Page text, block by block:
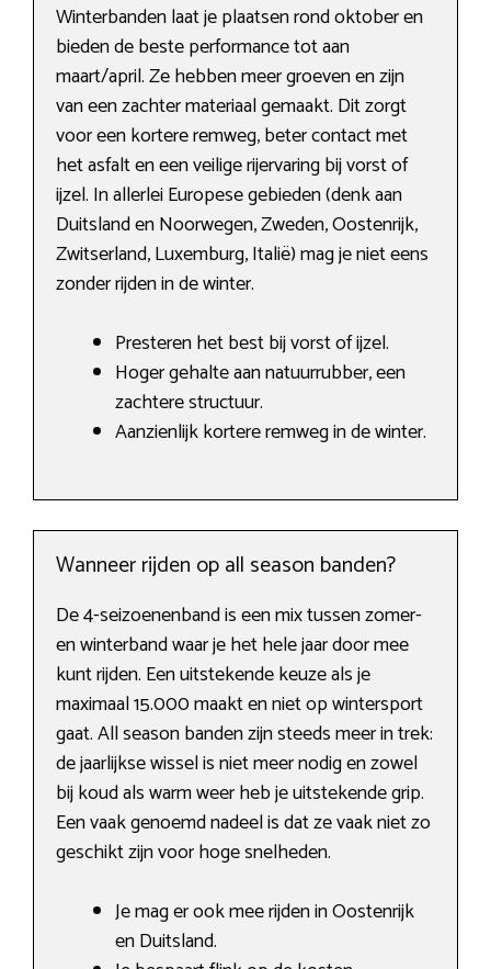
Winterbanden laat je plaatsen rond oktober en
bieden de beste performance tot aan
maart/april. Ze hebben meer groeven en zijn
van een zachter materiaal gemaakt. Dit zorgt
voor een kortere remweg, beter contact met
het asfalt en een veilige rijervaring bij vorst of
ijzel. In allerlei Europese gebieden (denk aan
Duitsland en Noorwegen, Zweden, Oostenrijk,
Zwitserland, Luxemburg, Italië) mag je niet eens
zonder rijden in de winter.
Presteren het best bij vorst of ijzel.
Hoger gehalte aan natuurrubber, een
zachtere structuur.
Aanzienlijk kortere remweg in de winter.
Wanneer rijden op all season banden?
De 4-seizoenenband is een mix tussen zomer-
en winterband waar je het hele jaar door mee
kunt rijden. Een uitstekende keuze als je
maximaal 15.000 maakt en niet op wintersport
gaat. All season banden zijn steeds meer in trek:
de jaarlijkse wissel is niet meer nodig en zowel
bij koud als warm weer heb je uitstekende grip.
Een vaak genoemd nadeel is dat ze vaak niet zo
geschikt zijn voor hoge snelheden.
Je mag er ook mee rijden in Oostenrijk
en Duitsland.